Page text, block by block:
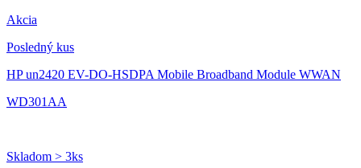
Akcia
Posledný kus
HP un2420 EV-DO-HSDPA Mobile Broadband Module WWAN
WD301AA
Skladom > 3ks